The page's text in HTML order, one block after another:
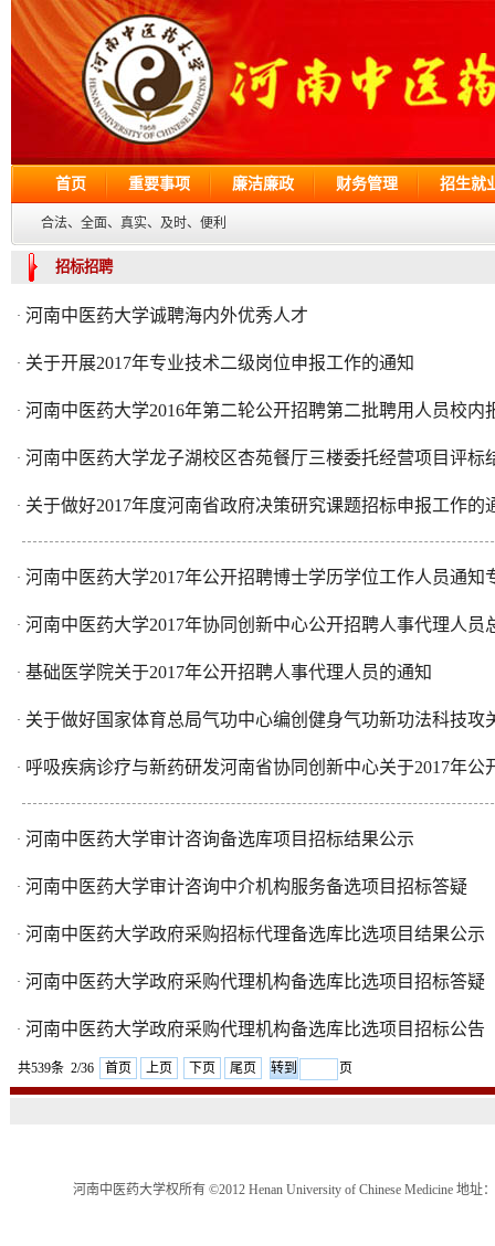
首页 重要事项 廉洁廉政 财务管理 招生就
合法、全面、真实、及时、便利
招标招聘
· 河南中医药大学诚聘海内外优秀人才
· 关于开展2017年专业技术二级岗位申报工作的通知
· 河南中医药大学2016年第二轮公开招聘第二批聘用人员校内
· 河南中医药大学龙子湖校区杏苑餐厅三楼委托经营项目评标
· 关于做好2017年度河南省政府决策研究课题招标申报工作的
· 河南中医药大学2017年公开招聘博士学历学位工作人员通知
· 河南中医药大学2017年协同创新中心公开招聘人事代理人员
· 基础医学院关于2017年公开招聘人事代理人员的通知
· 关于做好国家体育总局气功中心编创健身气功新功法科技攻
· 呼吸疾病诊疗与新药研发河南省协同创新中心关于2017年公
· 河南中医药大学审计咨询备选库项目招标结果公示
· 河南中医药大学审计咨询中介机构服务备选项目招标答疑
· 河南中医药大学政府采购招标代理备选库比选项目结果公示
· 河南中医药大学政府采购代理机构备选库比选项目招标答疑
· 河南中医药大学政府采购代理机构备选库比选项目招标公告
共539条 2/36 首页 上页 下页 尾页 页
河南中医药大学权所有 ©2012 Henan University of Chinese Medicine 地